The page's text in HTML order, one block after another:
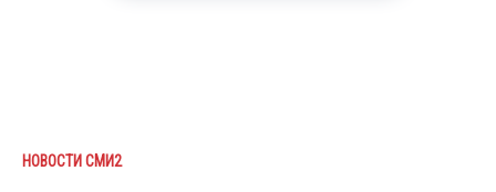
НОВОСТИ СМИ2